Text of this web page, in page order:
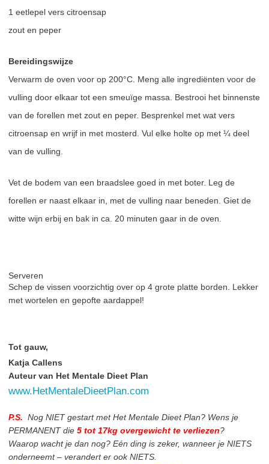
1 eetlepel vers citroensap
zout en peper
Bereidingswijze
Verwarm de oven voor op 200°C. Meng alle ingrediënten voor de
vulling door elkaar tot een smeuïge massa. Bestrooi het binnenste
van de forellen met zout en peper. Besprenkel met wat vers
citroensap en wrijf in met mosterd. Vul elke holte op met ¼ deel
van de vulling.
Vet de bodem van een braadslee goed in met boter. Leg de
forellen er naast elkaar in, met de vulling naar beneden. Giet de
witte wijn erbij en bak in ca. 20 minuten gaar in de oven.
Serveren
Schep de vissen voorzichtig over op 4 grote platte borden. Lekker
met wortelen en gepofte aardappel!
Tot gauw,
Katja Callens
Auteur van Het Mentale Dieet Plan
www.HetMentaleDieetPlan.com
P.S. Nog NIET gestart met Het Mentale Dieet Plan? Wens je
PERMANENT die 5 tot 17kg overgewicht te verliezen?
Waarop wacht je dan nog? Eén ding is zeker, wanneer je NIETS
onderneemt – verandert er ook NIETS.